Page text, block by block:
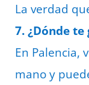
La verdad
7. ¿Dónde
En Palencia,
mano y